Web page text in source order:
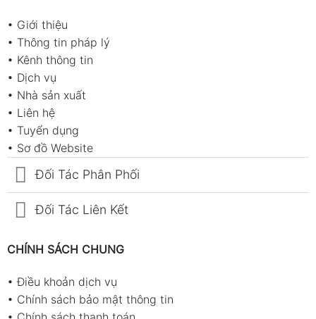
• Giới thiệu
• Thông tin pháp lý
• Kênh thông tin
• Dịch vụ
• Nhà sản xuất
• Liên hệ
• Tuyển dụng
• Sơ đồ Website
Đối Tác Phân Phối
Đối Tác Liên Kết
CHÍNH SÁCH CHUNG
•Điều khoản dịch vụ
• Chính sách bảo mật thông tin